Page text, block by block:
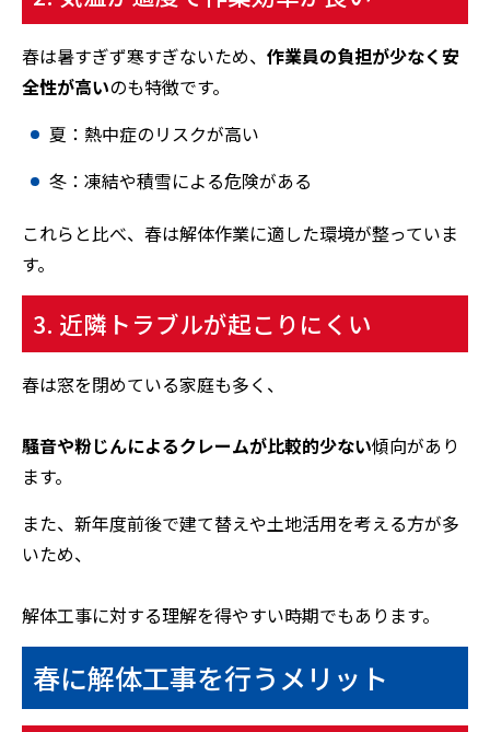
春は暑すぎず寒すぎないため、 作業員の負担が少なく安
全性が高いのも特徴です。
夏：熱中症のリスクが高い
冬：凍結や積雪による危険がある
これらと比べ、春は解体作業に適した環境が整っていま
す。
3. 近隣トラブルが起こりにくい
春は窓を閉めている家庭も多く、
騒音や粉じんによるクレームが比較的少ない傾向があり
ます。
また、新年度前後で建て替えや土地活用を考える方が多
いため、
解体工事に対する理解を得やすい時期でもあります。
春に解体工事を行うメリット